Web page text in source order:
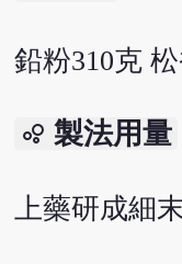
鉛粉310克
bubble_chart 製法用量
上藥研成細